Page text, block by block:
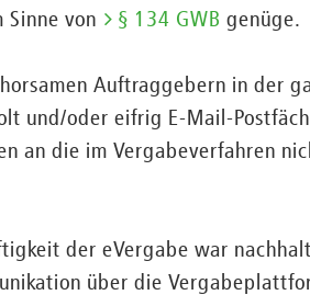
Sinne von
§ 134 GWB genüge.
Auftraggebern in der
und/oder eifrig E-Mail-
an die im Vergabeverfahren
der eVergabe war
über die